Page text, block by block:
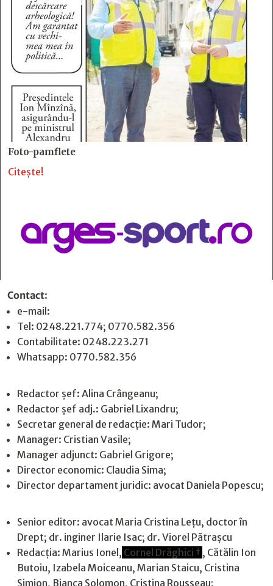
Foto-pamflete
Citește!
Contact:
e-mail:
Tel: 0248.221.774; 0770.582.356
Contabilitate: 0248.223.271
Whatsapp: 0770.582.356
Redactor șef: Alina Crângeanu;
Redactor șef adj.: Gabriel Lixandru;
Secretar general de redacție: Mari Tudor;
Manager: Cristian Vasile;
Manager adjunct: Gabriel Grigore;
Director economic: Claudia Sima;
Director departament juridic: avocat Daniela Popescu;
Senior editor: avocat Maria Cristina Leţu, doctor în
Drept; dr. inginer Ilarie Isac; dr. Viorel Pătrașcu
Redacţia: Marius Ionel, Cornel Drăghici † , Cătălin Ion
Butoiu, Izabela Moiceanu, Marian Staicu, Cristina
Simion, Bianca Solomon, Cristina Rousseau;